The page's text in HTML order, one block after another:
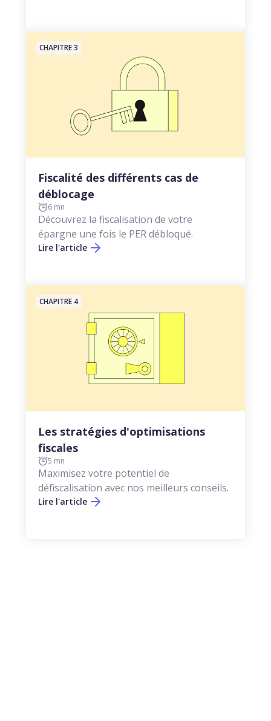
CHAPITRE 3
Fiscalité des différents cas de
déblocage
6 mn
Découvrez la fiscalisation de votre
épargne une fois le PER débloqué.
Lire l'article
CHAPITRE 4
Les stratégies d'optimisations
fiscales
5 mn
Maximisez votre potentiel de
défiscalisation avec nos meilleurs conseils.
Lire l'article